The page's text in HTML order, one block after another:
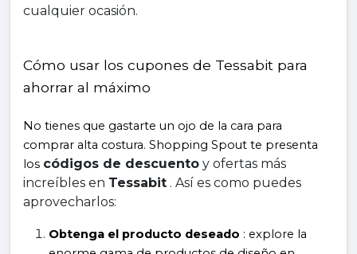
cualquier ocasión.
Cómo usar los cupones de Tessabit para
ahorrar al máximo
No tienes que gastarte un ojo de la cara para
comprar alta costura. Shopping Spout te presenta
los códigos de descuento y ofertas más
increíbles en Tessabit . Así es como puedes
aprovecharlos:
Obtenga el producto deseado : explore la